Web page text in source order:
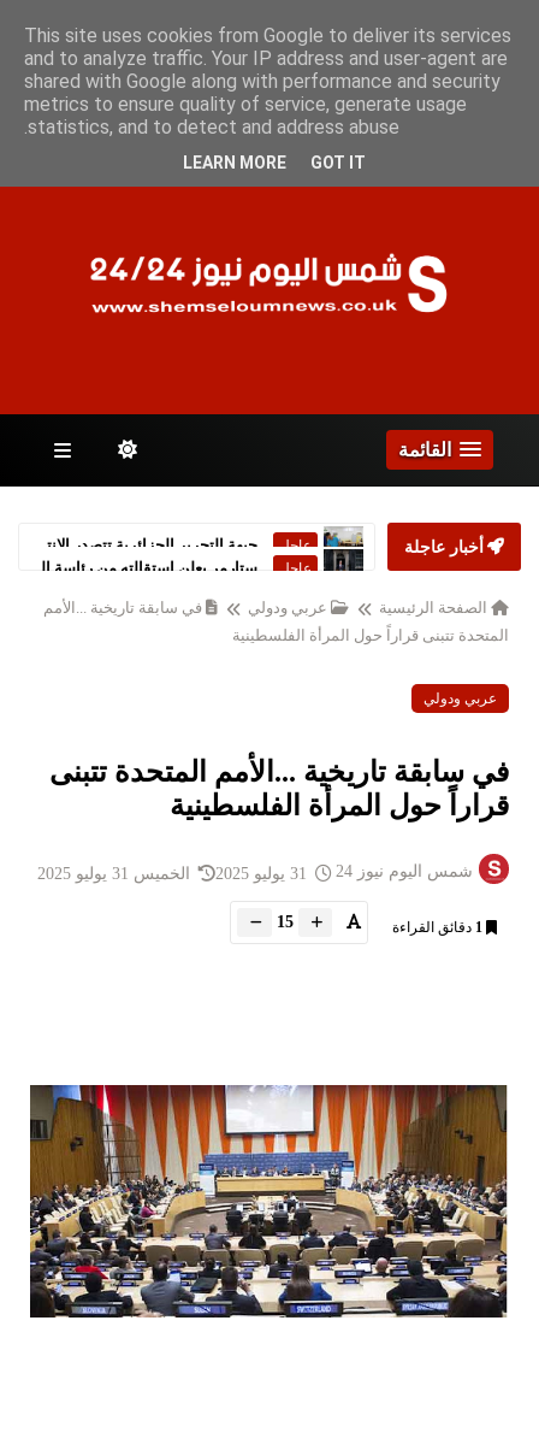
الجمعة 7 أغسطس 2026
الصفحات
القائمة
أخبار عاجلة عاجل
الصفحة الرئيسية عربي ودولي
في سابقة تاريخية ...الأمم
المتحدة تتبنى قراراً حول المرأة الفلسطينية
عربي ودولي
في سابقة تاريخية ...الأمم المتحدة تتبنى
قراراً حول المرأة الفلسطينية
شمس اليوم نيوز 24 الخميس 31 يوليو 2025
1 دقائق القراءة 15
This site uses cookies from Google to deliver its services
and to analyze traffic. Your IP address and user-agent are
shared with Google along with performance and security
metrics to ensure quality of service, generate usage
statistics, and to detect and address abuse.
LEARN MORE GOT IT